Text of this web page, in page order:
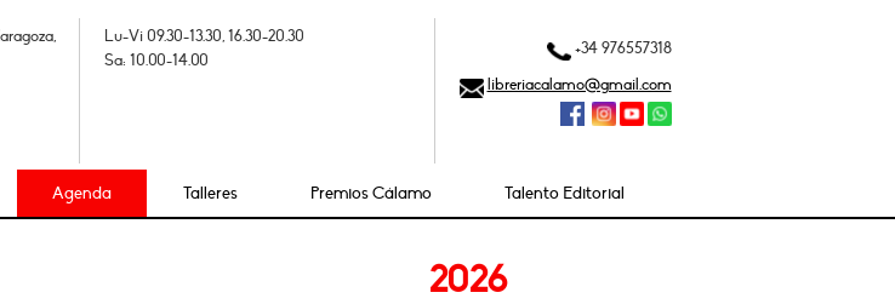
Lu-Vi 09.30-13.30, 16.30-20.30
Sa: 10.00-14.00
+34 976557318
libreriacalamo@gmail.com
Agenda Talleres Premios Cálamo Talento Editorial
2026